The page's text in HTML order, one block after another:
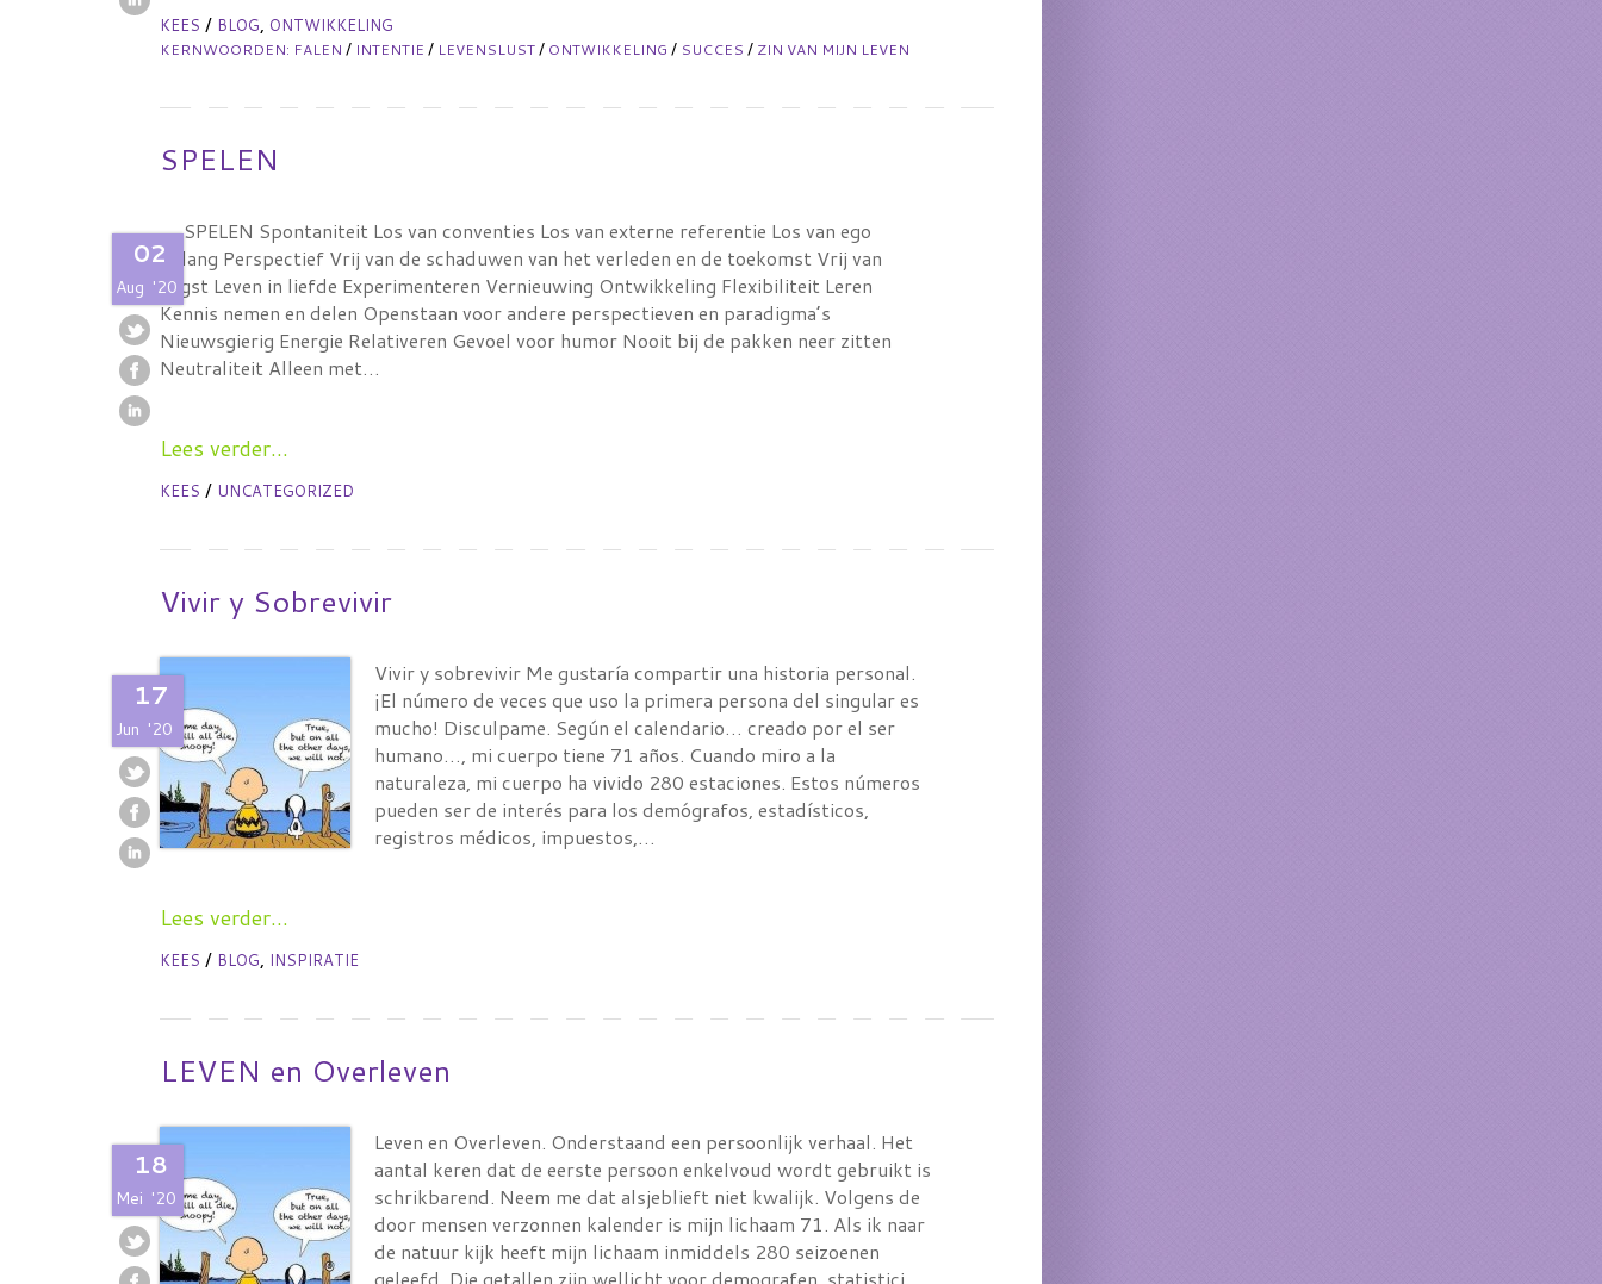
KEES/ BLOG, ONTWIKKELING
KERNWOORDEN: FALEN / INTENTIE / LEVENSLUST / ONTWIKKELING / SUCCES / ZIN VAN MIJN LEVEN
SPELEN
02
Aug '20
SPELEN Spontaniteit Los van conventies Los van externe referentie Los van ego
belang Perspectief Vrij van de schaduwen van het verleden en de toekomst Vrij van
angst Leven in liefde Experimenteren Vernieuwing Ontwikkeling Flexibiliteit Leren
Kennis nemen en delen Openstaan voor andere perspectieven en paradigma’s
Nieuwsgierig Energie Relativeren Gevoel voor humor Nooit bij de pakken neer zitten
Neutraliteit Alleen met…
Lees verder...
KEES/ UNCATEGORIZED
Vivir y Sobrevivir
17
Jun '20
Vivir y sobrevivir Me gustaría compartir una historia personal.
¡El número de veces que uso la primera persona del singular es
mucho! Disculpame. Según el calendario… creado por el ser
humano…, mi cuerpo tiene 71 años. Cuando miro a la
naturaleza, mi cuerpo ha vivido 280 estaciones. Estos números
pueden ser de interés para los demógrafos, estadísticos,
registros médicos, impuestos,…
Lees verder...
KEES/ BLOG, INSPIRATIE
LEVEN en Overleven
18
Mei '20
Leven en Overleven. Onderstaand een persoonlijk verhaal. Het
aantal keren dat de eerste persoon enkelvoud wordt gebruikt is
schrikbarend. Neem me dat alsjeblieft niet kwalijk. Volgens de
door mensen verzonnen kalender is mijn lichaam 71. Als ik naar
de natuur kijk heeft mijn lichaam inmiddels 280 seizoenen